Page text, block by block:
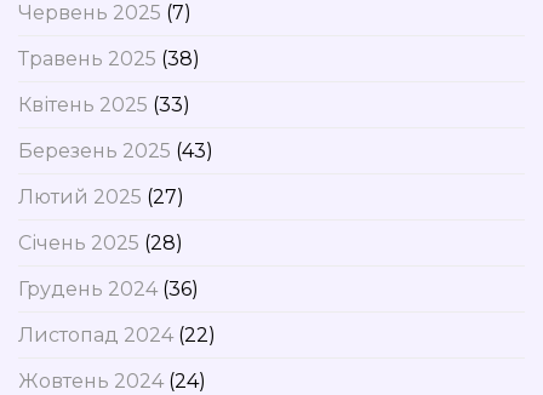
Червень 2025 (7)
Травень 2025 (38)
Квітень 2025 (33)
Березень 2025 (43)
Лютий 2025 (27)
Січень 2025 (28)
Грудень 2024(36)
Листопад 2024(22)
Жовтень 2024(24)